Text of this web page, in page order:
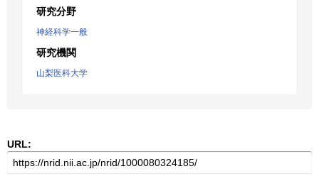
研究分野
神経科学一般
研究機関
山梨医科大学
URL: